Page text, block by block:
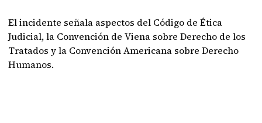
El incidente señala aspectos del Código de Ética
Judicial, la Convención de Viena sobre Derecho de los
Tratados y la Convención Americana sobre Derecho
Humanos.